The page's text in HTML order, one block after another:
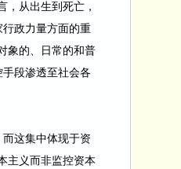
，从出生到死亡，
政力量方面的重
象的、日常的和普
段渗透至社会各
这集中体现于资
主义而非监控资本